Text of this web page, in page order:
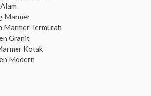
Marmer
Marmer Termurah
Granit
Kotak
Modern